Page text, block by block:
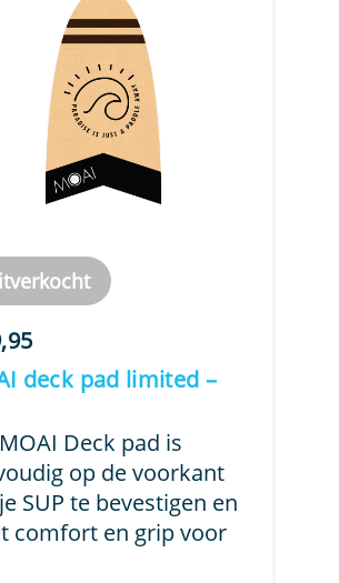
deck pad limited –
Deck pad is
op de voorkant
SUP te bevestigen en
comfort en grip voor